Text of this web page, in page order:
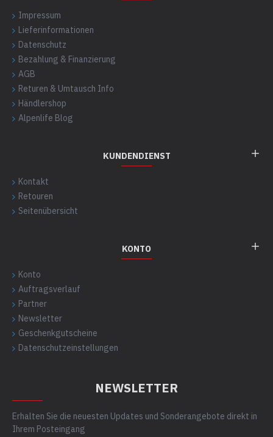
Impressum
Lieferinformationen
Datenschutz
Bezahlung & Finanzierung
AGB
Returen & Umtausch Info
Händlershop
Alpenlife Blog
KUNDENDIENST
Kontakt
Retouren
Seitenübersicht
KONTO
Konto
Auftragsverlauf
Partner
Newsletter
Geschenkgutscheine
Datenschutzeinstellungen
NEWSLETTER
Erhalten Sie die neuesten Updates und Sonderangebote direkt in
Ihrem Posteingang